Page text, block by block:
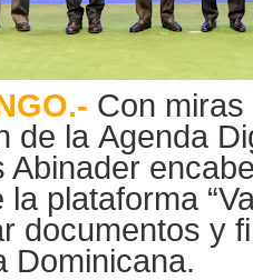
Con
de la Agenda
Abinader
plataforma
documentos y
Dominicana.